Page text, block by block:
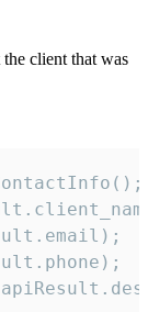
client that was